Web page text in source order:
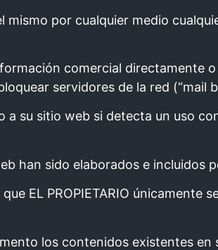
por cualquier medio
comercial directamente
servidores de la red (“mail
a su sitio web si detecta un uso
han sido elaborados e incluidos
EL PROPIETARIO únicamente
los contenidos existentes en